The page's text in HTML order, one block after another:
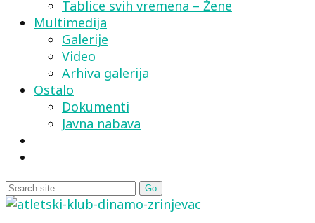
Tablice svih vremena – Žene
Multimedija
Galerije
Video
Arhiva galerija
Ostalo
Dokumenti
Javna nabava